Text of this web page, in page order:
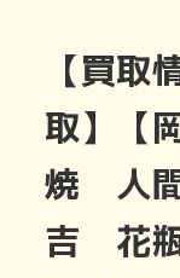
【買取
取】【
焼 人
吉 花